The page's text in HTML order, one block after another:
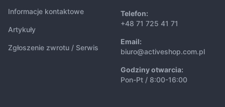
Informacje kontaktowe
Artykuły
Zgłoszenie zwrotu / Serwis
Telefon:
+48 71 725 41 71
Email:
biuro@activeshop.com.pl
Godziny otwarcia:
Pon-Pt / 8:00-16:00